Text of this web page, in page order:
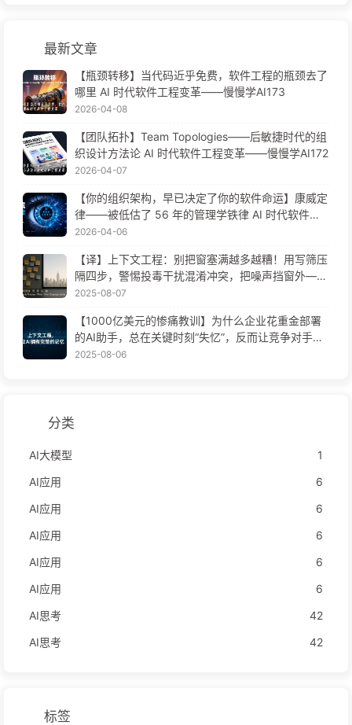
最新文章
【瓶颈转移】当代码近乎免费，软件工程的瓶颈去了
哪里 AI 时代软件工程变革——慢慢学AI173
2026-04-08
【团队拓扑】Team Topologies——后敏捷时代的组
织设计方法论 AI 时代软件工程变革——慢慢学AI172
2026-04-07
【你的组织架构，早已决定了你的软件命运】康威定
律——被低估了 56 年的管理学铁律 AI 时代软件工
程变革——慢慢学AI171
2026-04-06
【译】上下文工程：别把窗塞满越多越糟！用写筛压
隔四步，警惕投毒干扰混淆冲突，把噪声挡窗外——
慢慢学AI170
2025-08-07
【1000亿美元的惨痛教训】为什么企业花重金部署
的AI助手，总在关键时刻“失忆”，反而让竞争对手实
现90%性能提升？——慢慢学AI169
2025-08-06
分类
AI大模型
1
AI应用
6
AI应用
6
AI应用
6
AI应用
6
AI应用
6
AI思考
42
AI思考
42
标签